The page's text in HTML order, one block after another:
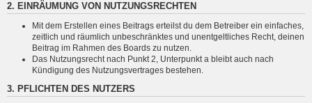
2. EINRÄUMUNG VON NUTZUNGSRECHTEN
Mit dem Erstellen eines Beitrags erteilst du dem Betreiber ein einfaches,
zeitlich und räumlich unbeschränktes und unentgeltliches Recht, deinen
Beitrag im Rahmen des Boards zu nutzen.
Das Nutzungsrecht nach Punkt 2, Unterpunkt a bleibt auch nach
Kündigung des Nutzungsvertrages bestehen.
3. PFLICHTEN DES NUTZERS